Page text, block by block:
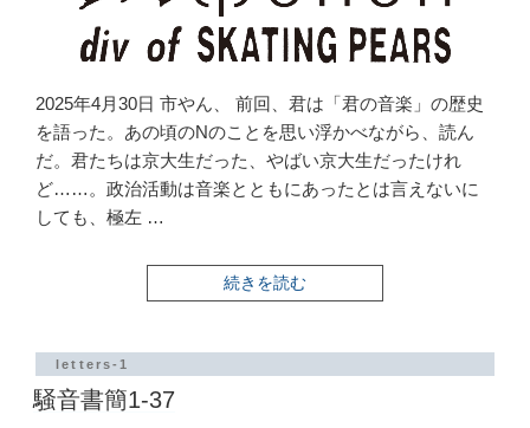
2025年4月30日 市やん、 前回、君は「君の音楽」の歴史
を語った。あの頃のNのことを思い浮かべながら、読ん
だ。君たちは京大生だった、やばい京大生だったけれ
ど……。政治活動は音楽とともにあったとは言えないに
しても、極左 …
“騒
音
38”
続きを読む
letters-1
騒音書簡1-37